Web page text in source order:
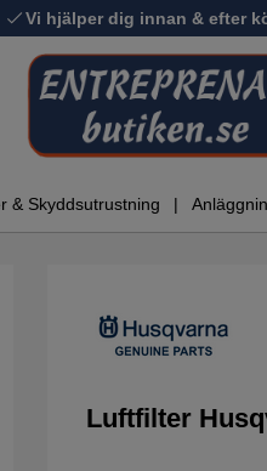
Vi hjälper dig innan & efter
& Skyddsutrustning
Luftfilter